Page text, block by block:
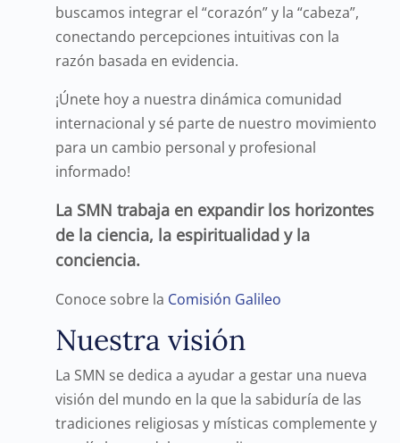
buscamos integrar el “corazón” y la “cabeza”,
conectando percepciones intuitivas con la
razón basada en evidencia.
¡Únete hoy a nuestra dinámica comunidad
internacional y sé parte de nuestro movimiento
para un cambio personal y profesional
informado!
La SMN trabaja en expandir los horizontes
de la ciencia, la espiritualidad y la
conciencia.
Conoce sobre la Comisión Galileo
Nuestra visión
La SMN se dedica a ayudar a gestar una nueva
visión del mundo en la que la sabiduría de las
tradiciones religiosas y místicas complemente y